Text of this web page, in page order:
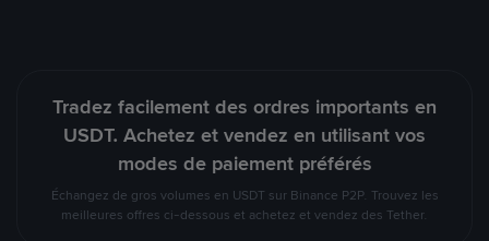
Tradez facilement des ordres importants en
USDT. Achetez et vendez en utilisant vos
modes de paiement préférés
Échangez de gros volumes en USDT sur Binance P2P. Trouvez les
meilleures offres ci-dessous et achetez et vendez des Tether.